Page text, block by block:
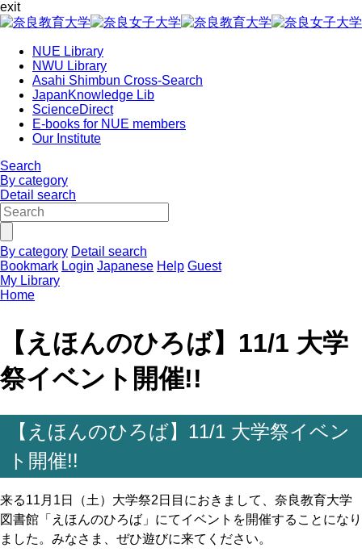
exit
NUE Library
NWU Library
Asahi Shimbun Cross-Search
JapanKnowledge Lib
ScienceDirect
E-books for NUE members
Our Institute
Search
By category
Detail search
By category Detail search
Bookmark Login Japanese Help Guest
My Library
Home
【えほんのひろば】11/1 大学
祭イベント開催!!
【えほんのひろば】11/1 大学祭イベン
ト開催!!
来る11月1日（土）大学祭2日目におきまして、奈良教育大学
図書館「えほんのひろば」にてイベントを開催することになり
ました。みなさま、ぜひ遊びに来てください。